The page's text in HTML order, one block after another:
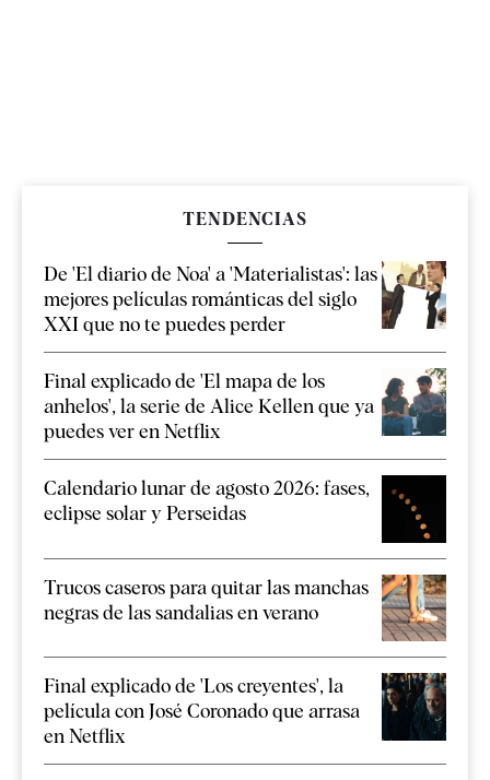
TENDENCIAS
De 'El diario de Noa' a 'Materialistas': las
mejores películas románticas del siglo
XXI que no te puedes perder
Final explicado de 'El mapa de los
anhelos', la serie de Alice Kellen que ya
puedes ver en Netflix
Calendario lunar de agosto 2026: fases,
eclipse solar y Perseidas
Trucos caseros para quitar las manchas
negras de las sandalias en verano
Final explicado de 'Los creyentes', la
película con José Coronado que arrasa
en Netflix